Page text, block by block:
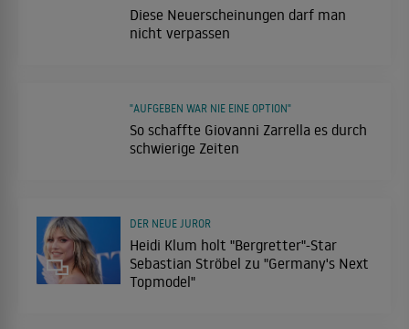
Diese Neuerscheinungen darf man
nicht verpassen
So schaffte Giovanni Zarrella es durch
schwierige Zeiten
"AUFGEBEN WAR NIE EINE OPTION"
Heidi Klum holt "Bergretter"-Star
Sebastian Ströbel zu "Germany's Next
Topmodel"
DER NEUE JUROR